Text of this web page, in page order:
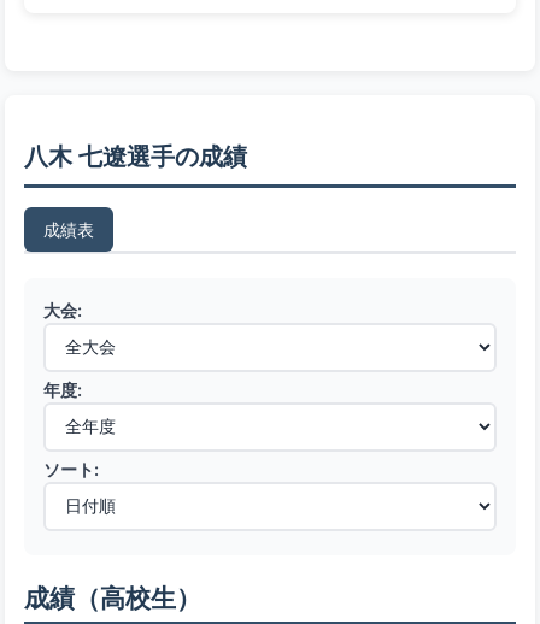
八木 七遼選手の成績
成績表
大会:
年度:
ソート:
成績（高校生）